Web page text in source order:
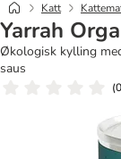
Katt
Yarrah
Økologisk kylling
saus
(0